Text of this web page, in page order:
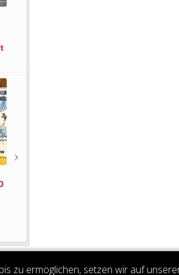
zu ermöglichen, setzen wir auf